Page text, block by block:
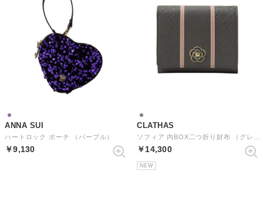
ANNA SUI
ハートロック ポーチ （パープル）
￥9,130
CLATHAS
ソフィア 内BOX二つ折り財布 （グレー）
￥14,300
NEW